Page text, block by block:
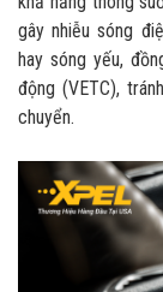
gây nhiễu sóng
hay sóng yếu,
động (VETC),
chuyển.